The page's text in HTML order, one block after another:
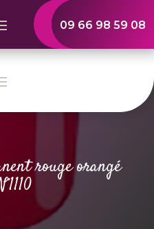
09 66 98 59 08
rouge orangé